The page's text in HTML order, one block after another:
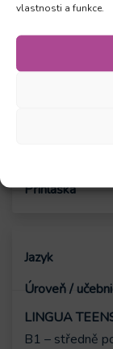
vlastnosti a funkce.
LINGUA KIDS
A2 – mírně
LINGUA
B1 – středně